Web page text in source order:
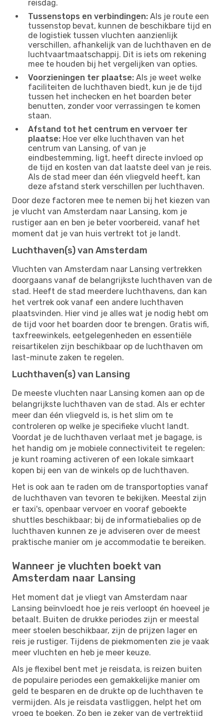
reisdag.
Tussenstops en verbindingen: Als je route een
tussenstop bevat, kunnen de beschikbare tijd en
de logistiek tussen vluchten aanzienlijk
verschillen, afhankelijk van de luchthaven en de
luchtvaartmaatschappij. Dit is iets om rekening
mee te houden bij het vergelijken van opties.
Voorzieningen ter plaatse: Als je weet welke
faciliteiten de luchthaven biedt, kun je de tijd
tussen het inchecken en het boarden beter
benutten, zonder voor verrassingen te komen
staan.
Afstand tot het centrum en vervoer ter
plaatse: Hoe ver elke luchthaven van het
centrum van Lansing, of van je
eindbestemming, ligt, heeft directe invloed op
de tijd en kosten van dat laatste deel van je reis.
Als de stad meer dan één vliegveld heeft, kan
deze afstand sterk verschillen per luchthaven.
Door deze factoren mee te nemen bij het kiezen van
je vlucht van Amsterdam naar Lansing, kom je
rustiger aan en ben je beter voorbereid, vanaf het
moment dat je van huis vertrekt tot je landt.
Luchthaven(s) van Amsterdam
Vluchten van Amsterdam naar Lansing vertrekken
doorgaans vanaf de belangrijkste luchthaven van de
stad. Heeft de stad meerdere luchthavens, dan kan
het vertrek ook vanaf een andere luchthaven
plaatsvinden. Hier vind je alles wat je nodig hebt om
de tijd voor het boarden door te brengen. Gratis wifi,
taxfreewinkels, eetgelegenheden en essentiële
reisartikelen zijn beschikbaar op de luchthaven om
last-minute zaken te regelen.
Luchthaven(s) van Lansing
De meeste vluchten naar Lansing komen aan op de
belangrijkste luchthaven van de stad. Als er echter
meer dan één vliegveld is, is het slim om te
controleren op welke je specifieke vlucht landt.
Voordat je de luchthaven verlaat met je bagage, is
het handig om je mobiele connectiviteit te regelen:
je kunt roaming activeren of een lokale simkaart
kopen bij een van de winkels op de luchthaven.
Het is ook aan te raden om de transportopties vanaf
de luchthaven van tevoren te bekijken. Meestal zijn
er taxi's, openbaar vervoer en vooraf geboekte
shuttles beschikbaar; bij de informatiebalies op de
luchthaven kunnen ze je adviseren over de meest
praktische manier om je accommodatie te bereiken.
Wanneer je vluchten boekt van
Amsterdam naar Lansing
Het moment dat je vliegt van Amsterdam naar
Lansing beïnvloedt hoe je reis verloopt én hoeveel je
betaalt. Buiten de drukke periodes zijn er meestal
meer stoelen beschikbaar, zijn de prijzen lager en
reis je rustiger. Tijdens de piekmomenten zie je vaak
meer vluchten en heb je meer keuze.
Als je flexibel bent met je reisdata, is reizen buiten
de populaire periodes een gemakkelijke manier om
geld te besparen en de drukte op de luchthaven te
vermijden. Als je reisdata vastliggen, helpt het om
vroeg te boeken. Zo ben je zeker van de vertrektijd